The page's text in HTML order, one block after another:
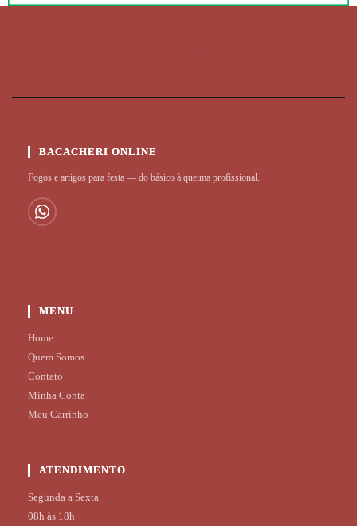
BACACHERI ONLINE
Fogos e artigos para festa — do básico à queima profissional.
MENU
Home
Quem Somos
Contato
Minha Conta
Meu Carrinho
ATENDIMENTO
Segunda a Sexta
08h às 18h